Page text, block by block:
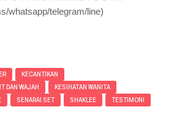
whatsapp/telegram/line)
KECANTIKAN
DAN WAJAH
KESIHATAN WANITA
SENARAI SET SHAKLEE
TESTIMONI